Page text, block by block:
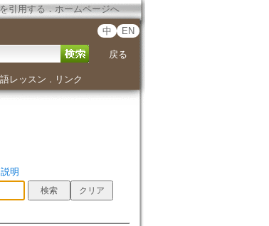
引用する ． ホームページへ
中 EN
戻る
レッスン ． リンク
説明